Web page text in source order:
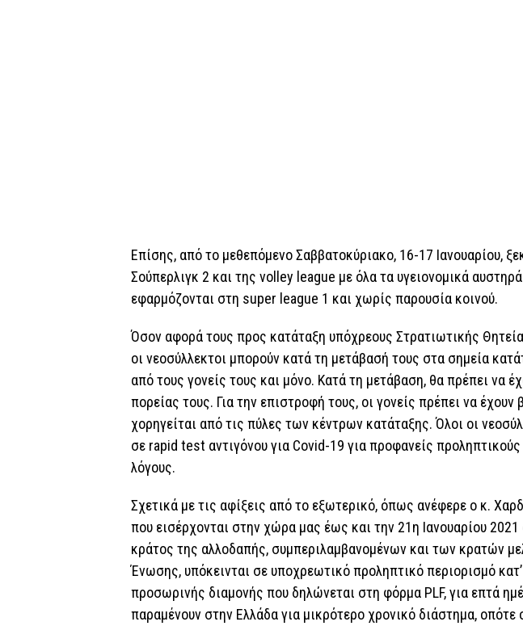
Επίσης, από το μεθεπόμενο Σαββατοκύριακο, 16-17 Ιανουαρίου,
Σούπερλιγκ 2 και της volley league με όλα τα υγειονομικά
εφαρμόζονται στη super league 1 και χωρίς παρουσία κοινού.
Όσον αφορά τους προς κατάταξη υπόχρεους Στρατιωτικής
οι νεοσύλλεκτοι μπορούν κατά τη μετάβασή τους στα σημεία
από τους γονείς τους και μόνο. Κατά τη μετάβαση, θα πρέπει να
πορείας τους. Για την επιστροφή τους, οι γονείς πρέπει να
χορηγείται από τις πύλες των κέντρων κατάταξης. Όλοι οι
σε rapid test αντιγόνου για Covid-19 για προφανείς προληπτικούς
λόγους.
Σχετικά με τις αφίξεις από το εξωτερικό, όπως ανέφερε ο κ.
που εισέρχονται στην χώρα μας έως και την 21η Ιανουαρίου
κράτος της αλλοδαπής, συμπεριλαμβανομένων και των κρατών
Ένωσης, υπόκεινται σε υποχρεωτικό προληπτικό περιορισμό
προσωρινής διαμονής που δηλώνεται στη φόρμα PLF, για επτά
παραμένουν στην Ελλάδα για μικρότερο χρονικό διάστημα,